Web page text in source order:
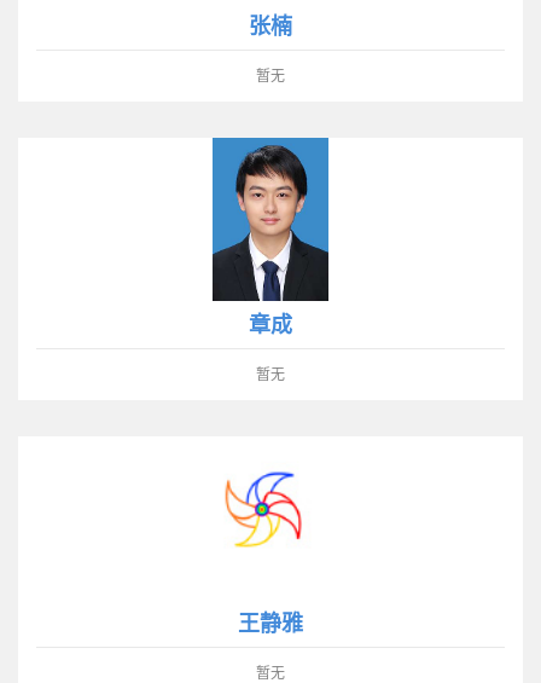
张楠
暂无
章成
暂无
王静雅
暂无